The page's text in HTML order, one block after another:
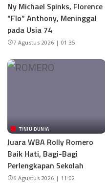
Ny Michael Spinks, Florence
“Flo” Anthony, Meninggal
pada Usia 74
7 Agustus 2026 | 01:35
TINJU DUNIA
Juara WBA Rolly Romero
Baik Hati, Bagi-Bagi
Perlengkapan Sekolah
6 Agustus 2026 | 11:02